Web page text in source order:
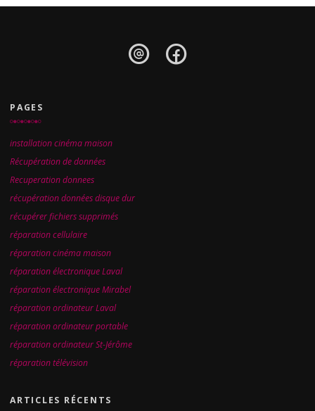
PAGES
installation cinéma maison
Récupération de données
Recuperation donnees
récupération données disque dur
récupérer fichiers supprimés
réparation cellulaire
réparation cinéma maison
réparation électronique Laval
réparation électronique Mirabel
réparation ordinateur Laval
réparation ordinateur portable
réparation ordinateur St-Jérôme
réparation télévision
ARTICLES RÉCENTS